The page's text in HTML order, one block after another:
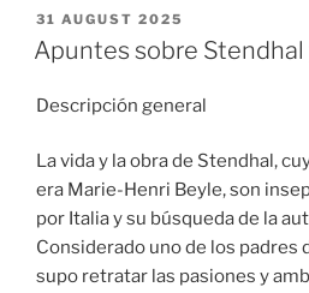
POSTED
ON
31 AUGUST 2025
Apuntes sobre Stendhal
Descripción general
La vida y la obra de Stendhal,
era Marie-Henri Beyle, son
por Italia y su búsqueda de la
Considerado uno de los padres
supo retratar las pasiones y